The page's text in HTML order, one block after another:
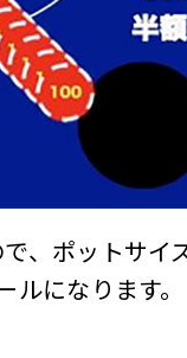
、ポットサイ
になります。